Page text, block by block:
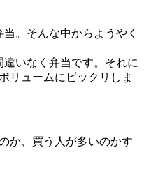
。そんな中からようやく
いなく弁当です。それに
リュームにビックリしま
か、買う人が多いのかす